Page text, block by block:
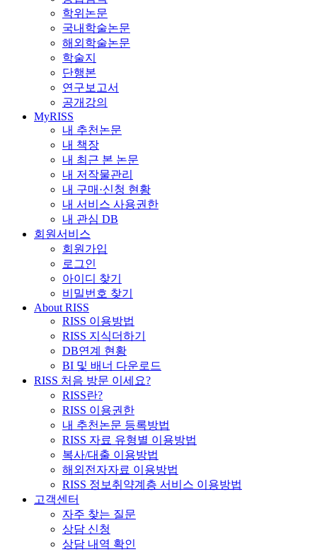
학위논문
국내학술논문
해외학술논문
학술지
단행본
연구보고서
공개강의
MyRISS
내 추천논문
내 책장
내 최근 본 논문
내 저작물관리
내 구매·신청 현황
내 서비스 사용권한
내 관심 DB
회원서비스
회원가입
로그인
아이디 찾기
비밀번호 찾기
About RISS
RISS 이용방법
RISS 지식더하기
DB연계 현황
BI 및 배너 다운로드
RISS 처음 방문 이세요?
RISS란?
RISS 이용권한
내 추천논문 등록방법
RISS 자료 유형별 이용방법
복사/대출 이용방법
해외전자자료 이용방법
RISS 정보취약계층 서비스 이용방법
고객센터
자주 찾는 질문
상담 신청
상담 내역 확인